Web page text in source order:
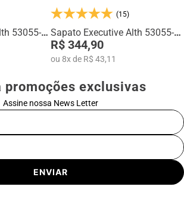
você encontra sapatos sociais, casuais,
tecnologia de elevação interna,
mais confiança, postura e estilo em
53055-
(15)
Sapato Executive Alth 53055-
00
R$ 344,90
ou 8xde R$ 43,11
promoções exclusivas
Assine nossa News Letter
ENVIAR